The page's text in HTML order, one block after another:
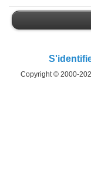
Copyright © 2000-